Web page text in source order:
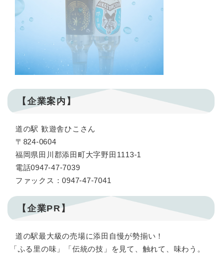
【企業案内】
道の駅 歓遊舎ひこさん
〒824-0604
福岡県田川郡添田町大字野田1113-1
電話0947-47-7039
ファックス：0947-47-7041
【企業PR】
道の駅最大級の売場に添田自慢が勢揃い！
「ふる里の味」「伝統の技」を見て、触れて、味わう。